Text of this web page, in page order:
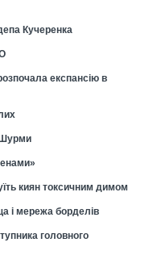
Кучеренка
експансію в
Шурми
киян токсичним димом
і мережа борделів
головного